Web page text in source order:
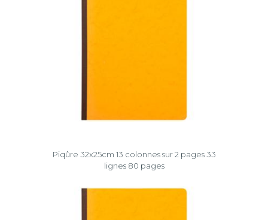
Piqûre 32x25cm 13 colonnes sur 2 pages 33
lignes 80 pages